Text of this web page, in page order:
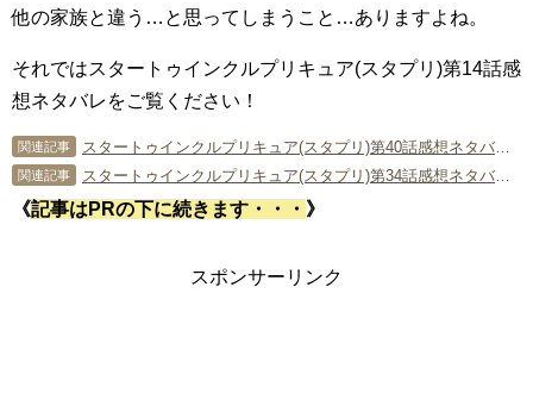
他の家族と違う…と思ってしまうこと…ありますよね。
それではスタートゥインクルプリキュア(スタプリ)第14話感
想ネタバレをご覧ください！
関連記事 スタートゥインクルプリキュア(スタプリ)第40話感想ネタバレ羽衣ララルンは2年3組！
関連記事 スタートゥインクルプリキュア(スタプリ)第34話感想ネタバレ サボローが地球視察!?
《記事はPRの下に続きます・・・ 》
スポンサーリンク